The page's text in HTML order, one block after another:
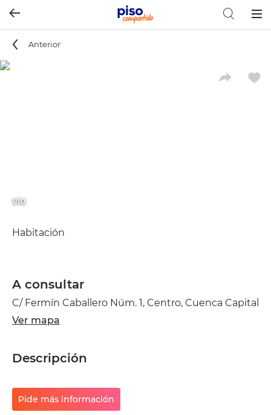
Anterior
1/10
Habitación
A consultar
C/ Fermín Caballero Núm. 1, Centro, Cuenca Capital
Ver mapa
Descripción
Pide más información